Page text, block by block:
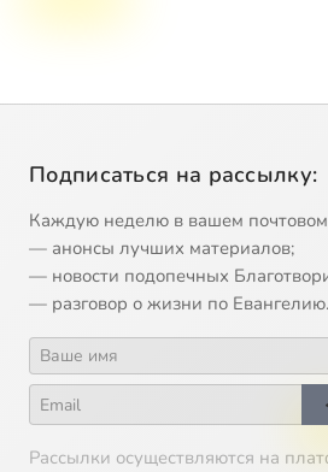
Подписаться на рассылку:
Каждую неделю в вашем
— анонсы лучших материалов;
— новости подопечных
— разговор о жизни по Евангелию.
Рассылки осуществляются на